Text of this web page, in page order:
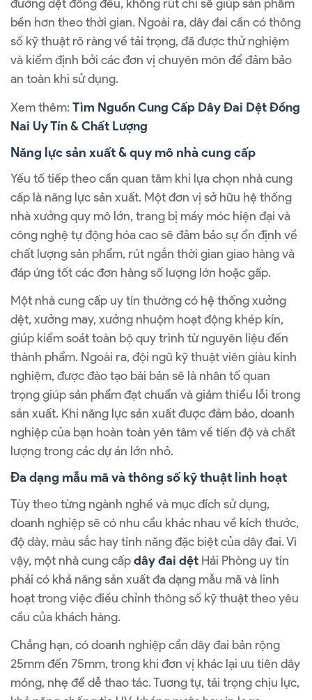
đường dệt đồng đều, không rút chỉ sẽ giúp sản phẩm
bền hơn theo thời gian. Ngoài ra, dây đai cần có thông
số kỹ thuật rõ ràng về tải trọng, đã được thử nghiệm
và kiểm định bởi các đơn vị chuyên môn để đảm bảo
an toàn khi sử dụng.
Xem thêm:Tìm Nguồn Cung Cấp Dây Đai Dệt Đồng
Nai Uy Tín & Chất Lượng
Năng lực sản xuất & quy mô nhà cung cấp
Yếu tố tiếp theo cần quan tâm khi lựa chọn nhà cung
cấp là năng lực sản xuất. Một đơn vị sở hữu hệ thống
nhà xưởng quy mô lớn, trang bị máy móc hiện đại và
công nghệ tự động hóa cao sẽ đảm bảo sự ổn định về
chất lượng sản phẩm, rút ngắn thời gian giao hàng và
đáp ứng tốt các đơn hàng số lượng lớn hoặc gấp.
Một nhà cung cấp uy tín thường có hệ thống xưởng
dệt, xưởng may, xưởng nhuộm hoạt động khép kín,
giúp kiểm soát toàn bộ quy trình từ nguyên liệu đến
thành phẩm. Ngoài ra, đội ngũ kỹ thuật viên giàu kinh
nghiệm, được đào tạo bài bản sẽ là nhân tố quan
trọng giúp sản phẩm đạt chuẩn và giảm thiểu lỗi trong
sản xuất. Khi năng lực sản xuất được đảm bảo, doanh
nghiệp của bạn hoàn toàn yên tâm về tiến độ và chất
lượng trong các dự án lớn nhỏ.
Đa dạng mẫu mã và thông số kỹ thuật linh hoạt
Tùy theo từng ngành nghề và mục đích sử dụng,
doanh nghiệp sẽ có nhu cầu khác nhau về kích thước,
độ dày, màu sắc hay tính năng đặc biệt của dây đai. Vì
vậy, một nhà cung cấpdây đai dệt Hải Phòng uy tín
phải có khả năng sản xuất đa dạng mẫu mã và linh
hoạt trong việc điều chỉnh thông số kỹ thuật theo yêu
cầu của khách hàng.
Chẳng hạn, có doanh nghiệp cần dây đai bản rộng
25mm đến 75mm, trong khi đơn vị khác lại ưu tiên dây
mỏng, nhẹ để dễ thao tác. Tương tự, tải trọng chịu lực,